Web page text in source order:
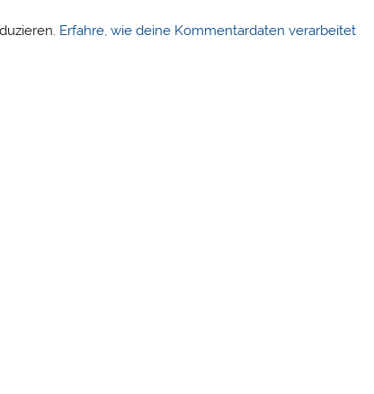
Erfahre, wie deine Kommentardaten verarbeitet